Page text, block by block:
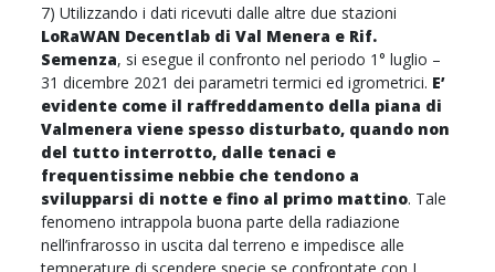
7) Utilizzando i dati ricevuti dalle altre due stazioni
LoRaWAN Decentlab di Val Menera e Rif.
Semenza, si esegue il confronto nel periodo 1° luglio –
31 dicembre 2021 dei parametri termici ed igrometrici. E’
evidente come il raffreddamento della piana di
Valmenera viene spesso disturbato, quando non
del tutto interrotto, dalle tenaci e
frequentissime nebbie che tendono a
svilupparsi di notte e fino al primo mattino. Tale
fenomeno intrappola buona parte della radiazione
nell’infrarosso in uscita dal terreno e impedisce alle